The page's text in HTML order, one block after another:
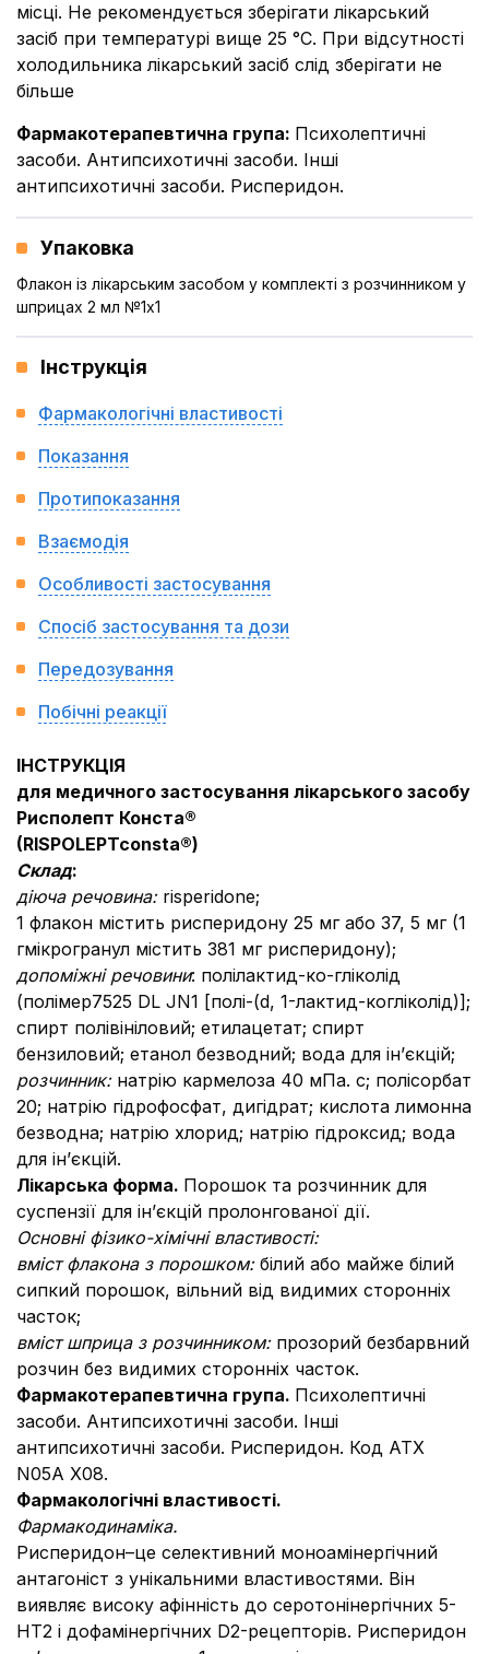
місці. Не рекомендується зберігати лікарський
засіб при температурі вище 25 °С. При відсутності
холодильника лікарський засіб слід зберігати не
більше
Фармакотерапевтична група: Психолептичні
засоби. Антипсихотичні засоби. Інші
антипсихотичні засоби. Рисперидон.
Упаковка
Флакон із лікарським засобом у комплекті з розчинником у
шприцах 2 мл №1x1
Інструкція
Фармакологічні властивості
Показання
Протипоказання
Взаємодія
Особливості застосування
Спосіб застосування та дози
Передозування
Побічні реакції
ІНСТРУКЦІЯ
для медичного застосування лікарського засобу
Рисполепт Конста®
(RISPOLEPTconsta®)
Склад:
діюча речовина: risperidone;
1 флакон містить рисперидону 25 мг або 37, 5 мг (1
гмікрогранул містить 381 мг рисперидону);
допоміжні речовини: полілактид-ко-гліколід
(полімер7525 DL JN1 [полі-(d, 1-лактид-когліколід)];
спирт полівініловий; етилацетат; спирт
бензиловий; етанол безводний; вода для ін’єкцій;
розчинник: натрію кармелоза 40 мПа. с; полісорбат
20; натрію гідрофосфат, дигідрат; кислота лимонна
безводна; натрію хлорид; натрію гідроксид; вода
для ін’єкцій.
Лікарська форма. Порошок та розчинник для
суспензії для ін’єкцій пролонгованої дії.
Основні фізико-хімічні властивості:
вміст флакона з порошком: білий або майже білий
сипкий порошок, вільний від видимих сторонніх
часток;
вміст шприца з розчинником: прозорий безбарвний
розчин без видимих сторонніх часток.
Фармакотерапевтична група. Психолептичні
засоби. Антипсихотичні засоби. Інші
антипсихотичні засоби. Рисперидон. Код АТХ
N05A Х08.
Фармакологічні властивості.
Фармакодинаміка.
Рисперидон–це селективний моноамінергічний
антагоніст з унікальними властивостями. Він
виявляє високу афінність до серотонінергічних 5-
НТ2 і дофамінергічних D2-рецепторів. Рисперидон